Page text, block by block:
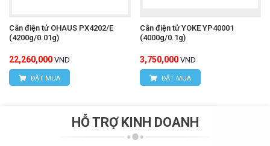
Cân điện tử OHAUS PX4202/E
(4200g/0.01g)
22,260,000 VND
ĐẶT MUA
Cân điện tử YOKE YP40001
(4000g/0.1g)
3,750,000 VND
ĐẶT MUA
HỖ TRỢ KINH DOANH